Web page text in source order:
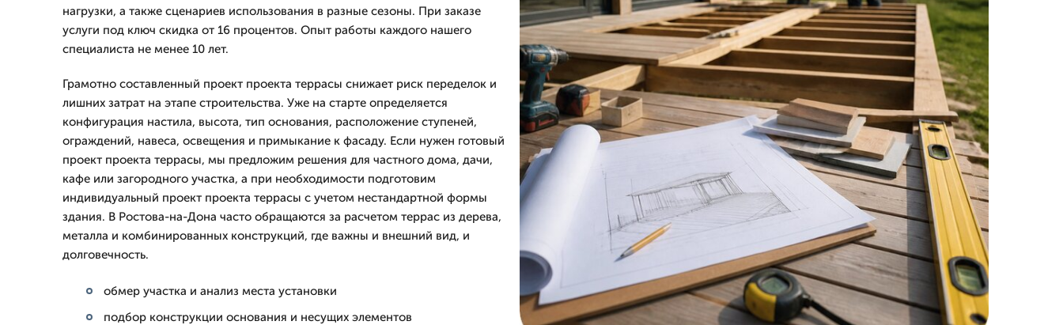
нагрузки, а также сценариев использования в разные сезоны. При заказе
услуги под ключ скидка от 16 процентов. Опыт работы каждого нашего
специалиста не менее 10 лет.
Грамотно составленный проект проекта террасы снижает риск переделок и
лишних затрат на этапе строительства. Уже на старте определяется
конфигурация настила, высота, тип основания, расположение ступеней,
ограждений, навеса, освещения и примыкание к фасаду. Если нужен готовый
проект проекта террасы, мы предложим решения для частного дома, дачи,
кафе или загородного участка, а при необходимости подготовим
индивидуальный проект проекта террасы с учетом нестандартной формы
здания. В Ростова-на-Дона часто обращаются за расчетом террас из дерева,
металла и комбинированных конструкций, где важны и внешний вид, и
долговечность.
обмер участка и анализ места установки
подбор конструкции основания и несущих элементов